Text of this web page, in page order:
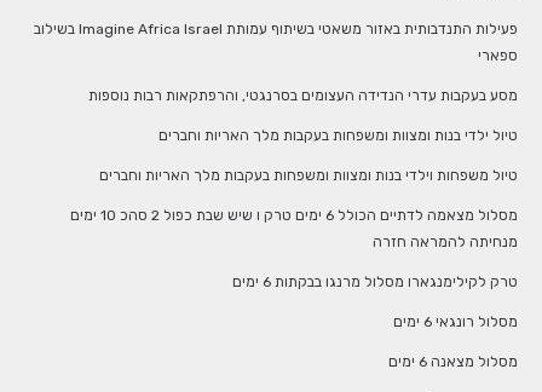
פעילות התנדבותית באזור משאטי בשיתוף עמותת Imagine Africa Israel בשילוב
ספארי
מסע בעקבות עדרי הנדידה העצומים בסרנגטי, והרפתקאות רבות נוספות
טיול ילדי בנות ומצוות ומשפחות בעקבות מלך האריות וחברים
טיול משפחות וילדי בנות ומצוות ומשפחות בעקבות מלך האריות וחברים
מסלול מצאמה לדתיים הכולל 6 ימים טרק ו שיש שבת כפול 2 סהכ 10 ימים
מנחיתה להמראה חזרה
טרק לקילימנגארו מסלול מרנגו בבקתות 6 ימים
מסלול רונגאי 6 ימים
מסלול מצאנה 6 ימים